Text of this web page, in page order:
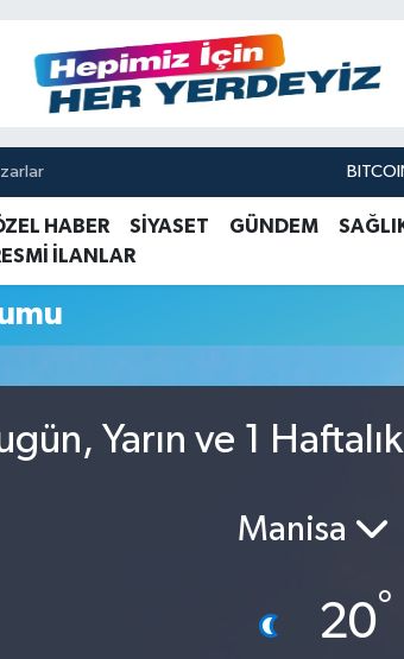
GRAM
HABER SİYASET GÜNDEM
İLANLAR
Yarın ve 1
Manisa
20°